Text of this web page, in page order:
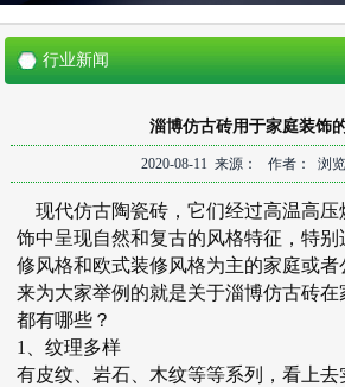
行业新闻
淄博仿古砖用于家庭装饰
2020-08-11 来源： 作者： 浏
现代仿古陶瓷砖，它们经过高温高
饰中呈现自然和复古的风格特征，特
修风格和欧式装修风格为主的家庭或
来为大家举例的就是关于淄博仿古砖在
都有哪些？
1、纹理多样
有皮纹、岩石、木纹等等系列，看上